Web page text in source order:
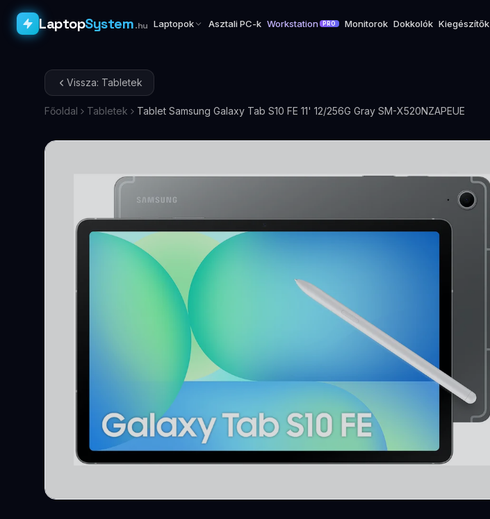
LaptopSystem.hu Laptopok Asztali PC-k Workstation PRO Monitorok Dokkolók Kiegészítők
Vissza: Tabletek
Főoldal Tabletek Tablet Samsung Galaxy Tab S10 FE 11' 12/256G Gray SM-X520NZAPEUE